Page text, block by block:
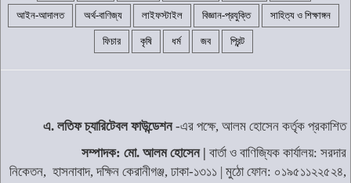
৬
ক্ষুব্ধ ঢাকা
‘জুলাই গণঅভ্যুত্থান স্মৃতি জাদুঘর’ আজ
কমল
আইন-আদালত অর্থ-বাণিজ্য লাইফস্টাইল বিজ্ঞান-প্রযুক্তি সাহিত্য ও শিক্ষাঙ্গন
ফিচার কৃষি ধর্ম জব প্রিন্ট
এ. লতিফ চ্যারিটেবল ফাউন্ডেশন-এর পক্ষে, আলম হোসেন কর্তৃক প্রকাশিত
সম্পাদক: মো. আলম হোসেন | বার্তা ও বাণিজ্যিক কার্যালয়: সরদার
নিকেতন, হাসনাবাদ, দক্ষিন কেরানীগঞ্জ, ঢাকা-১৩১১ | মুঠো ফোন: ০১৯৫১১২২৫২৪,